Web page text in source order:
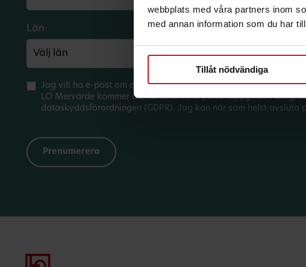
webbplats med våra partners inom
med annan information som du har
Tillåt nödvändiga
Län: Förbund:
Jag vill ha e-post om aktuella erbjudanden och
LO Mervärde kommer att hantera mina personuppgifter i
dataskyddsförordningen (GDPR). Jag kan när som helst avsluta